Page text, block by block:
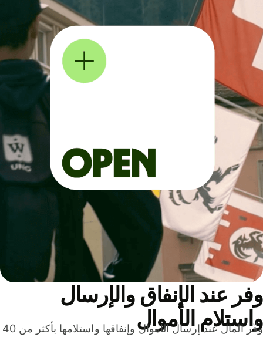
عند الإنفاق والإرسال
الأموال
وفّر المال عند إرسال الأموال وإنفاقها واستلامها بأكثر من 40